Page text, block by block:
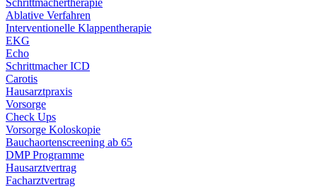
Schrittmachertherapie
Ablative Verfahren
Interventionelle Klappentherapie
EKG
Echo
Schrittmacher ICD
Carotis
Hausarztpraxis
Vorsorge
Check Ups
Vorsorge Koloskopie
Bauchaortenscreening ab 65
DMP Programme
Hausarztvertrag
Facharztvertrag